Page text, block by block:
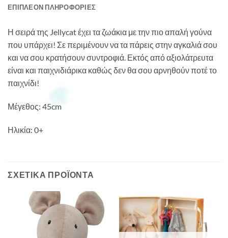
ΕΠΙΠΛΈΟΝ ΠΛΗΡΟΦΟΡΊΕΣ
Η σειρά της Jellycat έχει τα ζωάκια με την πιο απαλή γούνα
που υπάρχει! Σε περιμένουν να τα πάρεις στην αγκαλιά σου
και να σου κρατήσουν συντροφιά. Εκτός από αξιολάτρευτα
είναι και παιχνιδιάρικα καθώς δεν θα σου αρνηθούν ποτέ το
παιχνίδι!
Μέγεθος: 45cm
Ηλικία: 0+
ΣΧΕΤΙΚΆ ΠΡΟΪΌΝΤΑ